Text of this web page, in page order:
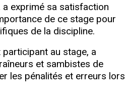
a exprimé sa satisfaction
de ce stage pour
de la discipline.
participant au stage, a
et sambistes de
les pénalités et erreurs lors